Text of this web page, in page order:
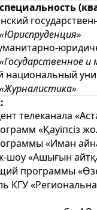
и
телеканала
«Қауіпсіз
«Иман
«Ашығын
программы
КГУ